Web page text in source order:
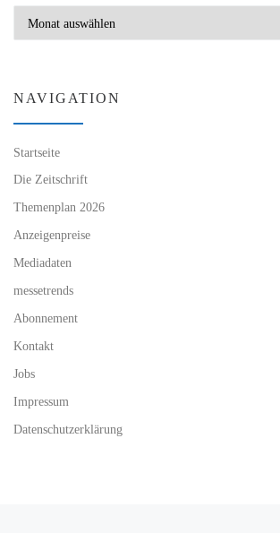
NAVIGATION
Startseite
Die Zeitschrift
Themenplan 2026
Anzeigenpreise
Mediadaten
messetrends
Abonnement
Kontakt
Jobs
Impressum
Datenschutzerklärung